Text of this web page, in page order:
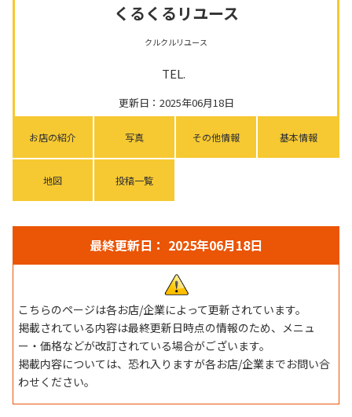
くるくるリユース
クルクルリユース
TEL.
更新日：2025年06月18日
お店の紹介 写真 その他情報 基本情報
地図 投稿一覧
最終更新日： 2025年06月18日
こちらのページは各お店/企業によって更新されています。
掲載されている内容は最終更新日時点の情報のため、メニュ
ー・価格などが改訂されている場合がございます。
掲載内容については、恐れ入りますが各お店/企業までお問い合
わせください。